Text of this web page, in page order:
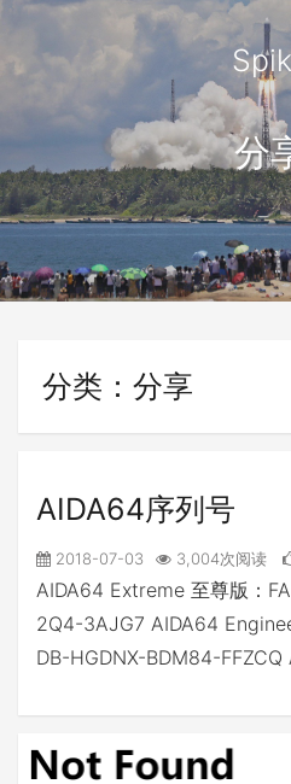
分
分类：分享
AIDA64序列号
2018-07-03 3,004次阅读
AIDA64 Extreme 至尊版：
2Q4-3AJG7 AIDA64
DB-HGDNX-BDM84-